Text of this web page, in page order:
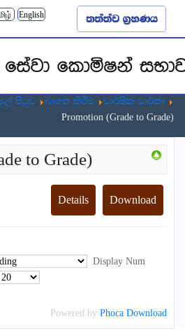
English
පිටුව බාගත කිරීම්
වාර්ෂික වාර්තා
Promotion (Grade to Grade)
to Grade)
Download
Details
Display Num
Powered by Phoca Download